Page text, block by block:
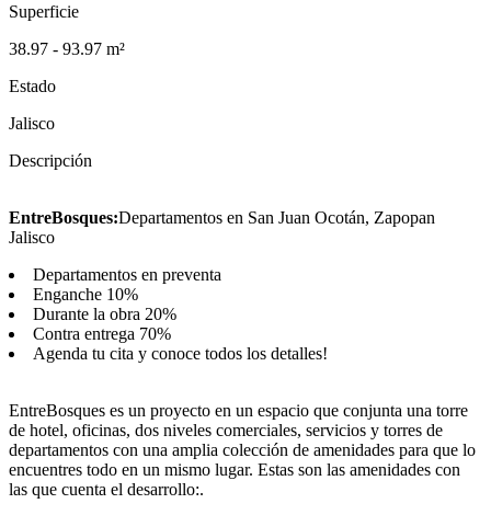
Superficie
38.97 - 93.97 m²
Estado
Jalisco
Descripción
EntreBosques:Departamentos en San Juan Ocotán, Zapopan
Jalisco
Departamentos en preventa
Enganche 10%
Durante la obra 20%
Contra entrega 70%
Agenda tu cita y conoce todos los detalles!
EntreBosques es un proyecto en un espacio que conjunta una torre
de hotel, oficinas, dos niveles comerciales, servicios y torres de
departamentos con una amplia colección de amenidades para que lo
encuentres todo en un mismo lugar. Estas son las amenidades con
las que cuenta el desarrollo:.